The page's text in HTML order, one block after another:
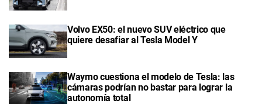
Volvo EX50: el nuevo SUV eléctrico que
quiere desafiar al Tesla Model Y
Waymo cuestiona el modelo de Tesla: las
cámaras podrían no bastar para lograr la
autonomía total